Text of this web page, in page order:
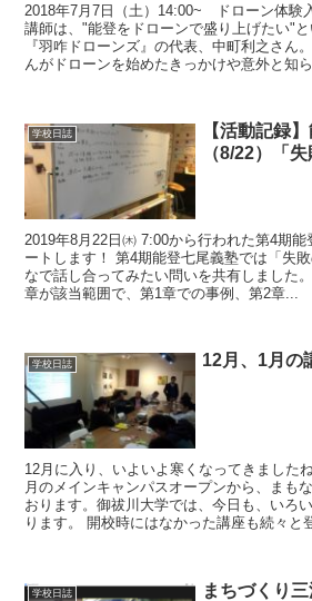
2018年7月7日（土）14:00~ ドローン体験
講師は、"能登をドローンで盛り上げたい"
『羽咋ドローンズ』の代表、中町利之さん
んがドローンを始めたきっかけや意外と知ら
学校日誌
【活動記録
（8/22）「
2019年8月22日㈭ 7:00から行われた第4期
ートします！ 第4期能登七尾義塾では「失
なで話し合ってみたい問いを共有しました
章が該当範囲で、第1章での事例、第2章...
学校日誌 12月、1月の
12月に入り、いよいよ寒くなってきました
月のメインキャンパスオープンから、まも
おります。御祓川大学では、今日も、いろ
ります。 開校時にはなかった講座も続々と
学校日誌
まちづくり